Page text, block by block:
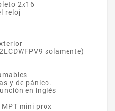
2x16
reloj
solamente)
y de pánico.
en inglés
mini prox